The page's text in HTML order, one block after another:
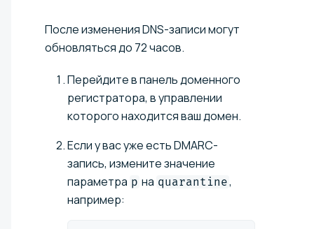
После изменения DNS-записи могут
обновляться до 72 часов.
Перейдите в панель доменного
регистратора, в управлении
которого находится ваш домен.
Если у вас уже есть DMARC-
запись, измените значение
параметра p на quarantine,
например: